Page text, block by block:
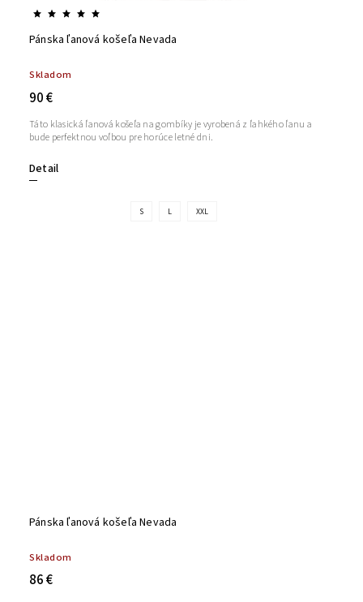
Pánska ľanová košeľa Nevada
Skladom
90 €
Detail
Táto klasická ľanová košeľa na gombíky je vyrobená z ľahkého ľanu a
bude perfektnou voľbou pre horúce letné dni.
S L XXL
Pánska ľanová košeľa Nevada
Skladom
86 €